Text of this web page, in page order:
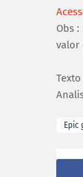
Obs
valor
Epic